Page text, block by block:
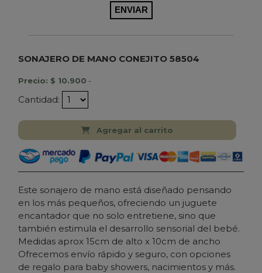
SONAJERO DE MANO CONEJITO 58504
Precio: $ 10.900 -
Cantidad:
Agregar al carrito
Este sonajero de mano está diseñado pensando
en los más pequeños, ofreciendo un juguete
encantador que no solo entretiene, sino que
también estimula el desarrollo sensorial del bebé.
Medidas aprox 15cm de alto x 10cm de ancho
Ofrecemos envío rápido y seguro, con opciones
de regalo para baby showers, nacimientos y más.